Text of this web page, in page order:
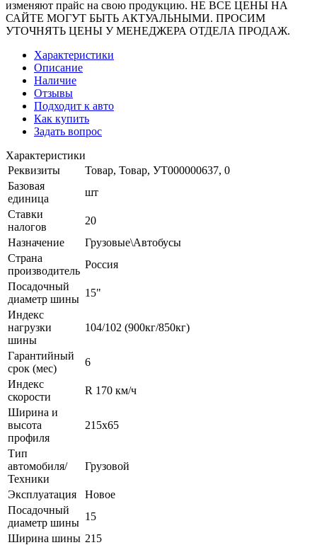
изменяют прайс на свою продукцию. НЕ ВСЕ ЦЕНЫ НА
САЙТЕ МОГУТ БЫТЬ АКТУАЛЬНЫМИ. ПРОСИМ
УТОЧНЯТЬ ЦЕНЫ У МЕНЕДЖЕРА ОТДЕЛА ПРОДАЖ.
Характеристики
Описание
Наличие
Отзывы
Подходит к авто
Как купить
Задать вопрос
Характеристики
Реквизиты
Товар, Товар, УТ000000637, 0
Базовая
единица
шт
Ставки
налогов
20
Назначение
Грузовые\Автобусы
Страна
производитель
Россия
Посадочный
диаметр шины
15"
Индекс
нагрузки
шины
104/102 (900кг/850кг)
Гарантийный
срок (мес)
6
Индекс
скорости
R 170 км/ч
Ширина и
высота
профиля
215x65
Тип
автомобиля/
Техники
Грузовой
Эксплуатация
Новое
Посадочный
диаметр шины
15
Ширина шины 215